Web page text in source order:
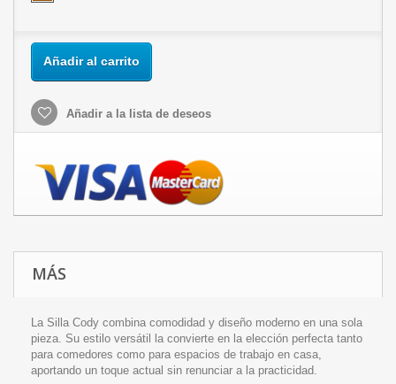
Añadir al carrito
Añadir a la lista de deseos
MÁS
La Silla Cody combina comodidad y diseño moderno en una sola
pieza. Su estilo versátil la convierte en la elección perfecta tanto
para comedores como para espacios de trabajo en casa,
aportando un toque actual sin renunciar a la practicidad.